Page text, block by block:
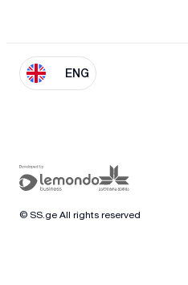
ENG
© SS.ge All rights reserved